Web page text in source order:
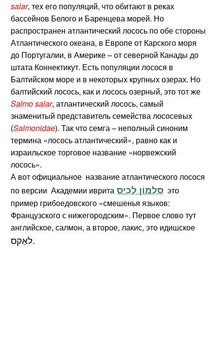
salar, тех его популяций, что обитают в реках
бассейнов Белого и Баренцева морей. Но
распространен атлантический лосось по обе стороны
Атлантического океана, в Европе от Карского моря
до Португалии, в Америке – от северной Канады до
штата Коннектикут. Есть популяции лосося в
Балтийском море и в некоторых крупных озерах. Но
балтийский лосось, как и лосось озерный, это тот же
Salmo salar, атлантический лосось, самый
знаменитый представитель семейства лососевых
(Salmonidae). Так что семга – неполный синоним
термина «лосось атлантический», равно как и
израильское торговое название «норвежский
лосось».
А вот официальное название атлантического лосося
по версии Академии иврита סַלְמוֹן לָכִיס это
пример грибоедовского «смешенья языков:
Французского с нижегородским». Первое слово тут
английское, салмон, а второе, лакис, это идишское
לאַקס.